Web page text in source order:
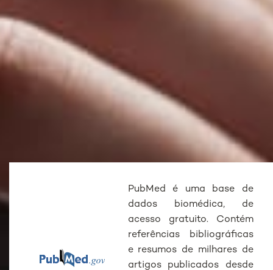
PubMed é uma base de
dados biomédica, de
acesso gratuito. Contém
referências bibliográficas
e resumos de milhares de
artigos publicados desde